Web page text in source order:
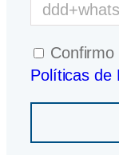
Políticas de